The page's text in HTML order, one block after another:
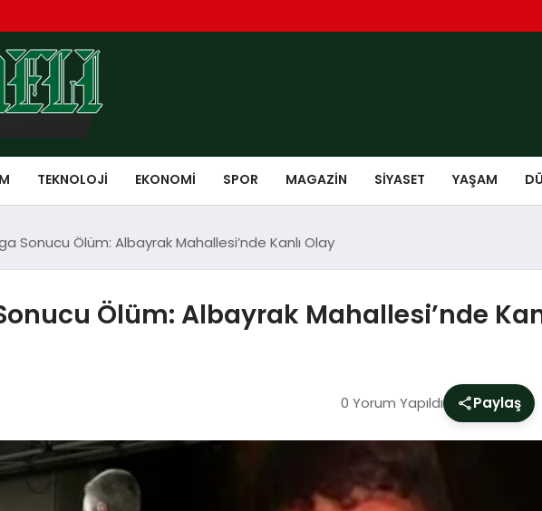
TEKNOLOJI EKONOMI SPOR MAGAZIN SIYASET YAŞAM
Sonucu Ölüm: Albayrak Mahallesi’nde Kanlı Olay
Ölüm: Albayrak Mahallesi’nde
0 Yorum Yapıldı Paylaş